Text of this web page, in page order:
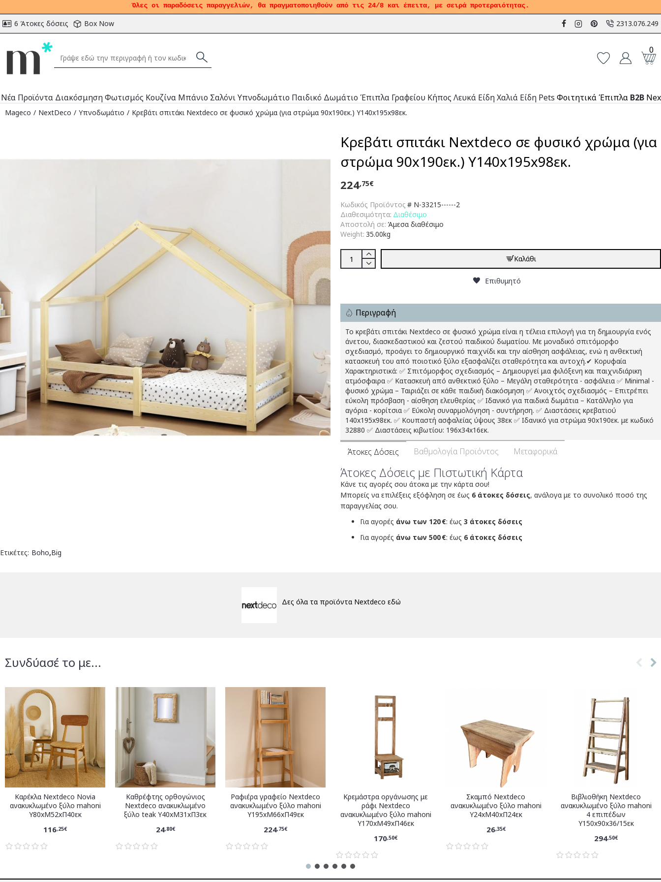
Όλες οι παραδόσεις παραγγελιών, θα πραγματοποιηθούν από τις 24/8 και έπειτα, με σειρά προτεραιότητας.
6 Άτοκες δόσεις Box Now 2313.076.249
0
Νέα Προϊόντα ΔιακόσμησηΦωτισμός Κουζίνα Μπάνιο ΣαλόνιΥπνοδωμάτιο Παιδικό Δωμάτιο Έπιπλα Γραφείου Κήπος Λευκά ΕίδηΧαλιά Είδη Pets Φοιτητικά Έπιπλα B2B
Mageco NextDeco Υπνοδωμάτιο Κρεβάτι σπιτάκι Nextdeco σε φυσικό χρώμα (για στρώμα 90x190εκ.) Υ140x195x98εκ.
Κρεβάτι σπιτάκι Nextdeco σε φυσικό χρώμα (για
στρώμα 90x190εκ.) Υ140x195x98εκ.
Κωδικός Προϊόντος # N-33215------2
Διαθεσιμότητα: Διαθέσιμο
Αποστολή σε: Άμεσα διαθέσιμο
Weight: 35.00kg
224,75€
Καλάθι
Επιθυμητό
Περιγραφή
Το κρεβάτι σπιτάκι Nextdeco σε φυσικό χρώμα είναι η τέλεια επιλογή για τη δημιουργία ενός
άνετου, διασκεδαστικού και ζεστού παιδικού δωματίου. Με μοναδικό σπιτόμορφο
σχεδιασμό, προάγει το δημιουργικό παιχνίδι και την αίσθηση ασφάλειας, ενώ η ανθεκτική
κατασκευή του από ποιοτικό ξύλο εξασφαλίζει σταθερότητα και αντοχή.✔ Κορυφαία
Χαρακτηριστικά: ✅ Σπιτόμορφος σχεδιασμός – Δημιουργεί μια φιλόξενη και παιχνιδιάρικη
ατμόσφαιρα ✅ Κατασκευή από ανθεκτικό ξύλο – Μεγάλη σταθερότητα - ασφάλεια ✅ Minimal -
φυσικό χρώμα – Ταιριάζει σε κάθε παιδική διακόσμηση ✅ Ανοιχτός σχεδιασμός – Επιτρέπει
εύκολη πρόσβαση - αίσθηση ελευθερίας ✅ Ιδανικό για παιδικά δωμάτια – Κατάλληλο για
αγόρια - κορίτσια ✅ Εύκολη συναρμολόγηση - συντήρηση. ✅ Διαστάσεις κρεβατιού
140x195x98εκ. ✅ Κουπαστή ασφαλείας ύψους 38εκ ✅ Ιδανικό για στρώμα 90x190εκ. με κωδικό
32880 ✅ Διαστάσεις κιβωτίου: 196x34x16εκ.
Άτοκες Δόσεις Βαθμολογία Προϊόντος Μεταφορικά
Άτοκες Δόσεις με Πιστωτική Κάρτα
Κάνε τις αγορές σου άτοκα με την κάρτα σου!
Μπορείς να επιλέξεις εξόφληση σε έως 6 άτοκες δόσεις, ανάλογα με το συνολικό ποσό της
παραγγελίας σου.
Για αγορές άνω των 120 €: έως 3 άτοκες δόσεις
Για αγορές άνω των 500 €: έως 6 άτοκες δόσεις
Ετικέτες: Boho,Big
Δες όλα τα προϊόντα Nextdeco εδώ
Συνδύασέ το με...
Καρέκλα Nextdeco Novia
ανακυκλωμένο ξύλο mahoni
Υ80xM52xΠ40εκ
116,25€
Καθρέφτης ορθογώνιος
Nextdeco ανακυκλωμένο
ξύλο teak Υ40xM31xΠ3εκ
24,80€
Ραφιέρα γραφείο Nextdeco
ανακυκλωμένο ξύλο mahoni
Υ195xM66xΠ49εκ
224,75€
Κρεμάστρα οργάνωσης με
ράφι Nextdeco
ανακυκλωμένο ξύλο mahoni
Υ170xM49xΠ46εκ
170,50€
Σκαμπό Nextdeco
ανακυκλωμένο ξύλο mahoni
Υ24xM40xΠ24εκ
26,35€
Βιβλιοθήκη Nextdeco
ανακυκλωμένο ξύλο mahoni
4 επιπέδων
Υ150x90x36/15εκ
294,50€